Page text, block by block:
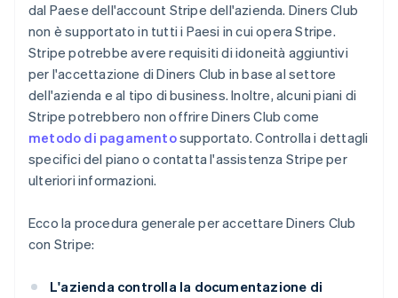
dal Paese dell'account Stripe dell'azienda. Diners Club
non è supportato in tutti i Paesi in cui opera Stripe.
Stripe potrebbe avere requisiti di idoneità aggiuntivi
per l'accettazione di Diners Club in base al settore
dell'azienda e al tipo di business. Inoltre, alcuni piani di
Stripe potrebbero non offrire Diners Club come
metodo di pagamentosupportato. Controlla i dettagli
specifici del piano o contatta l'assistenza Stripe per
ulteriori informazioni.
Ecco la procedura generale per accettare Diners Club
con Stripe:
L'azienda controlla la documentazione di